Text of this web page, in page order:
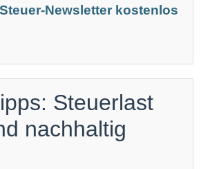
Newsletter kostenlos
Steuerlast
nachhaltig